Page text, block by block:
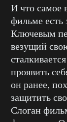
И что самое
фильме есть
Ключевым
везущий
проявить
он ранее,
защитить
Слоган